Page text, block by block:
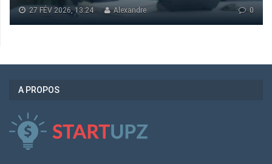
27 FÉV 2026, 13:24 0
Alexandre
A PROPOS